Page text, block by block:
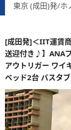
東京 (成田)発/ホ
[成田発]＜IIT運賃
送迎付き♪】ANA
アウトリガー ワイ
ベッド2台 バスタ